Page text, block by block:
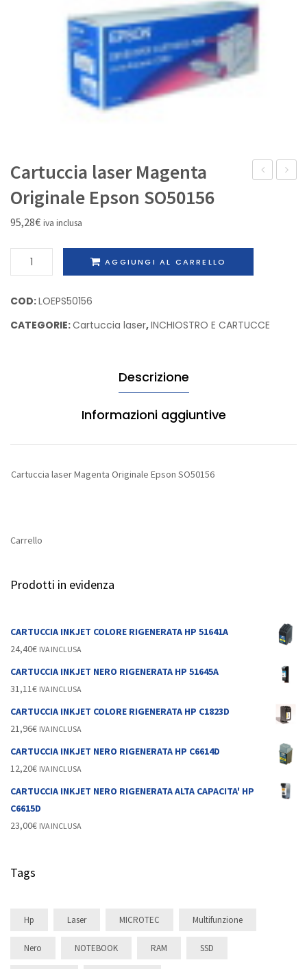
IL MIO ACCOUNT
Epson
Cartuccia laser Magenta
Originale Epson SO50156
95,28€ iva inclusa
Cartuccia
laser
Originale
Epson
AGGIUNGI AL CARRELLO
COD:LOEPS50156
CATEGORIE:Cartuccia laser,INCHIOSTRO E CARTUCCE
Descrizione
Informazioni aggiuntive
Cartuccia laser Magenta Originale Epson SO50156
Carrello
Prodotti in evidenza
CARTUCCIA INKJET COLORE RIGENERATA HP 51641A
24,40€ IVA INCLUSA
CARTUCCIA INKJET NERO RIGENERATA HP 51645A
31,11€ IVA INCLUSA
CARTUCCIA INKJET COLORE RIGENERATA HP C1823D
21,96€ IVA INCLUSA
CARTUCCIA INKJET NERO RIGENERATA HP C6614D
12,20€ IVA INCLUSA
CARTUCCIA INKJET NERO RIGENERATA ALTA CAPACITA' HP
C6615D
23,00€ IVA INCLUSA
Tags
Hp Laser MICROTEC Multifunzione
Nero NOTEBOOK RAM SSD